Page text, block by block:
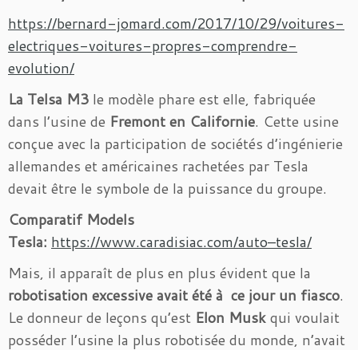
https://bernard-jomard.com/2017/10/29/voitures-
electriques-voitures-propres-comprendre-
evolution/
La Telsa M3 le modèle phare est elle, fabriquée
dans l’usine de Fremont en Californie. Cette usine
conçue avec la participation de sociétés d’ingénierie
allemandes et américaines rachetées par Tesla
devait être le symbole de la puissance du groupe.
Comparatif Models
Tesla: https://www.caradisiac.com/auto–tesla/
Mais, il apparaît de plus en plus évident que la
robotisation excessive avait été à ce jour un fiasco.
Le donneur de leçons qu’est Elon Muskqui voulait
posséder l’usine la plus robotisée du monde, n’avait